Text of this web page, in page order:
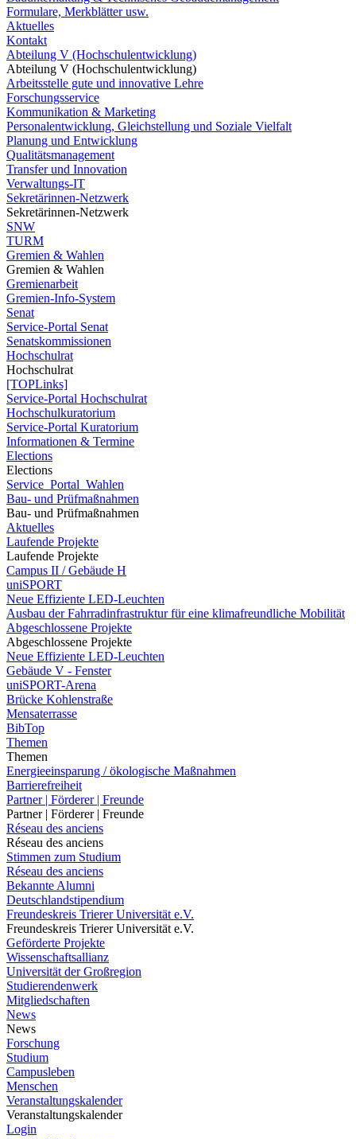
Formulare, Merkblätter usw.
Aktuelles
Kontakt
Abteilung V (Hochschulentwicklung)
Abteilung V (Hochschulentwicklung)
Arbeitsstelle gute und innovative Lehre
Forschungsservice
Kommunikation & Marketing
Personalentwicklung, Gleichstellung und Soziale Vielfalt
Planung und Entwicklung
Qualitätsmanagement
Transfer und Innovation
Verwaltungs-IT
Sekretärinnen-Netzwerk
Sekretärinnen-Netzwerk
SNW
TURM
Gremien & Wahlen
Gremien & Wahlen
Gremienarbeit
Gremien-Info-System
Senat
Service-Portal Senat
Senatskommissionen
Hochschulrat
Hochschulrat
[TOPLinks]
Service-Portal Hochschulrat
Hochschulkuratorium
Service-Portal Kuratorium
Informationen & Termine
Elections
Elections
Service_Portal_Wahlen
Bau- und Prüfmaßnahmen
Bau- und Prüfmaßnahmen
Aktuelles
Laufende Projekte
Laufende Projekte
Campus II / Gebäude H
uniSPORT
Neue Effiziente LED-Leuchten
Ausbau der Fahrradinfrastruktur für eine klimafreundliche Mobilität
Abgeschlossene Projekte
Abgeschlossene Projekte
Neue Effiziente LED-Leuchten
Gebäude V - Fenster
uniSPORT-Arena
Brücke Kohlenstraße
Mensaterrasse
BibTop
Themen
Themen
Energieeinsparung / ökologische Maßnahmen
Barrierefreiheit
Partner | Förderer | Freunde
Partner | Förderer | Freunde
Réseau des anciens
Réseau des anciens
Stimmen zum Studium
Réseau des anciens
Bekannte Alumni
Deutschlandstipendium
Freundeskreis Trierer Universität e.V.
Freundeskreis Trierer Universität e.V.
Geförderte Projekte
Wissenschaftsallianz
Universität der Großregion
Studierendenwerk
Mitgliedschaften
News
News
Forschung
Studium
Campusleben
Menschen
Veranstaltungskalender
Veranstaltungskalender
Login